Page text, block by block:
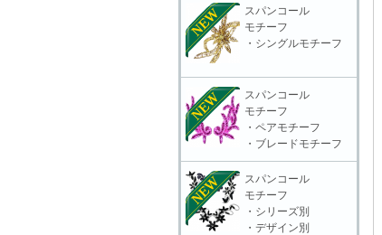
スパンコール
モチーフ
・シングルモチーフ
スパンコール
モチーフ
・ペアモチーフ
・ブレードモチーフ
スパンコール
モチーフ
・シリーズ別
・デザイン別